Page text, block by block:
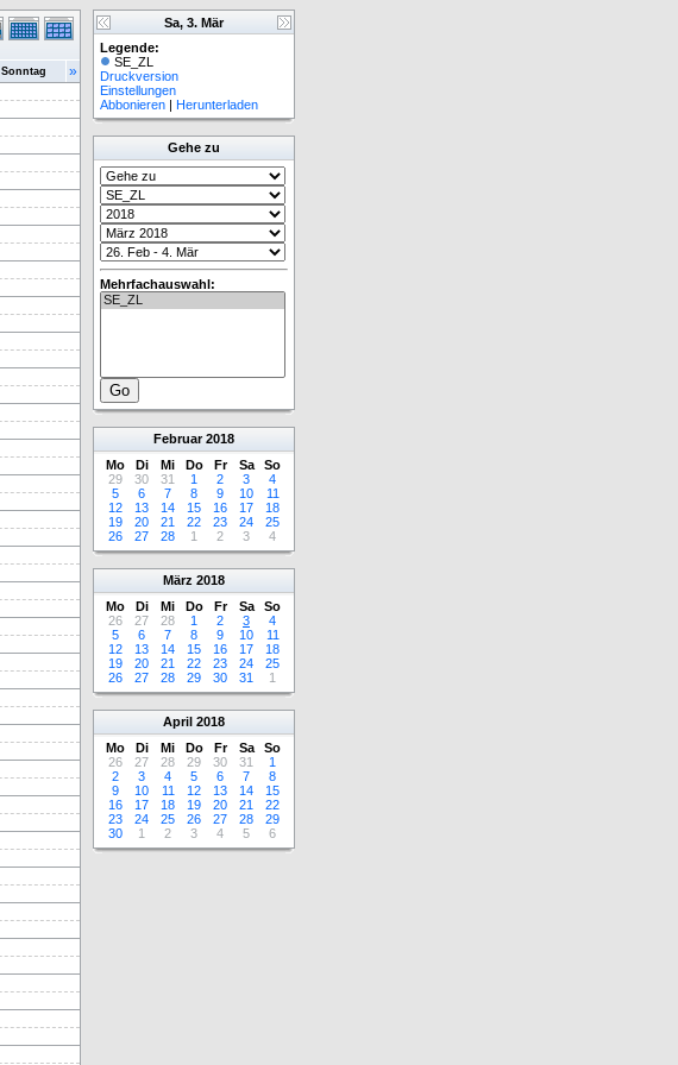
Sonntag »
Sa, 3. Mär
Legende:
SE_ZL
Druckversion
Einstellungen
Abbonieren | Herunterladen
Gehe zu
Mehrfachauswahl:
Februar 2018
Mo
Di Mi Do Fr Sa
So
29
30 31 1 2 3
4
5
6 7 8 9 10
11
12
13 14 15 16 17
18
19
20 21 22 23 24
25
26
27 28 1 2 3 4
März 2018
Mo
Di Mi Do Fr Sa
So
26
27 28 1 2 3
4
5
6 7 8 9 10
11
12
13 14 15 16 17
18
19
20 21 22 23 24
25
26
27 28 29 30 31 1
April 2018
Mo
Di Mi Do Fr Sa
So
26
27 28 29 30 31
1
2
3 4 5 6 7
8
9
10 11 12 13 14
15
16
17 18 19 20 21
22
23
24 25 26 27 28
29
30
1 2 3 4 5 6